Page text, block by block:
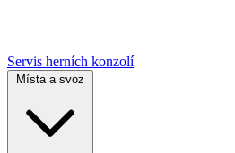
Servis herních konzolí
Místa a svoz